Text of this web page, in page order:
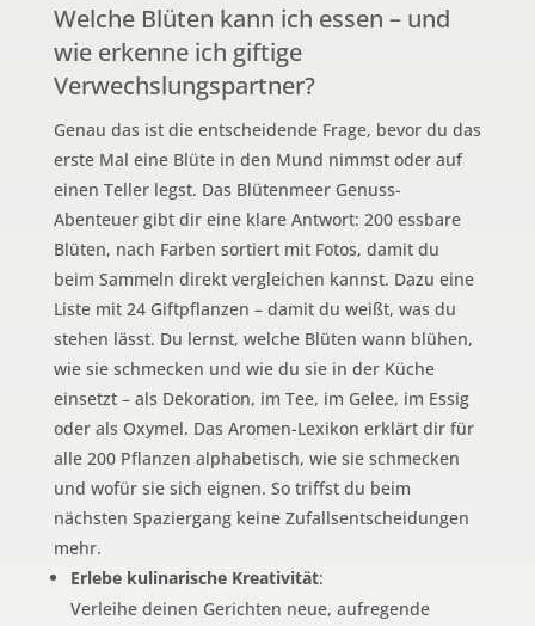
Welche Blüten kann ich essen – und
wie erkenne ich giftige
Verwechslungspartner?
Genau das ist die entscheidende Frage, bevor du das
erste Mal eine Blüte in den Mund nimmst oder auf
einen Teller legst. Das Blütenmeer Genuss-
Abenteuer gibt dir eine klare Antwort: 200 essbare
Blüten, nach Farben sortiert mit Fotos, damit du
beim Sammeln direkt vergleichen kannst. Dazu eine
Liste mit 24 Giftpflanzen – damit du weißt, was du
stehen lässt. Du lernst, welche Blüten wann blühen,
wie sie schmecken und wie du sie in der Küche
einsetzt – als Dekoration, im Tee, im Gelee, im Essig
oder als Oxymel. Das Aromen-Lexikon erklärt dir für
alle 200 Pflanzen alphabetisch, wie sie schmecken
und wofür sie sich eignen. So triffst du beim
nächsten Spaziergang keine Zufallsentscheidungen
mehr.
Erlebe kulinarische Kreativität:
Verleihe deinen Gerichten neue, aufregende